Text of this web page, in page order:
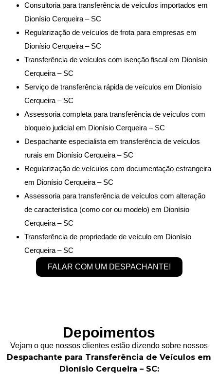
Consultoria para transferência de veículos importados em
Dionísio Cerqueira – SC
Regularização de veículos de frota para empresas em
Dionísio Cerqueira – SC
Transferência de veículos com isenção fiscal em Dionísio
Cerqueira – SC
Serviço de transferência rápida de veículos em Dionísio
Cerqueira – SC
Assessoria completa para transferência de veículos com
bloqueio judicial em Dionísio Cerqueira – SC
Despachante especialista em transferência de veículos
rurais em Dionísio Cerqueira – SC
Regularização de veículos com documentação estrangeira
em Dionísio Cerqueira – SC
Assessoria para transferência de veículos com alteração
de característica (como cor ou modelo) em Dionísio
Cerqueira – SC
Transferência de propriedade de veículo em Dionísio
Cerqueira – SC
FALAR COM UM DESPACHANTE!
Depoimentos
Vejam o que nossos clientes estão dizendo sobre nossos
Despachante para Transferência de Veículos em
Dionísio Cerqueira – SC: